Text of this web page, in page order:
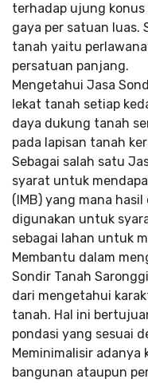
terhadap ujung
gaya per satuan luas.
tanah yaitu
persatuan panjang.
Mengetahui Jasa
lekat tanah setiap
daya dukung tanah
pada lapisan tanah
Sebagai salah satu
syarat untuk
(IMB) yang mana
digunakan untuk
sebagai lahan untuk
Membantu dalam
Sondir Tanah
dari mengetahui
tanah. Hal ini
pondasi yang sesuai
Meminimalisir adanya
bangunan ataupun